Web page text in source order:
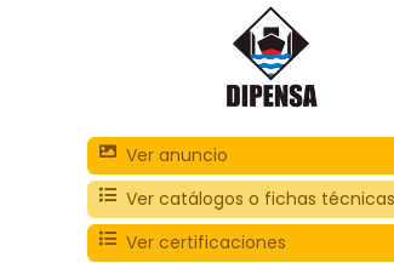
Ver anuncio
Ver catálogos o fichas técnicas
Ver certificaciones